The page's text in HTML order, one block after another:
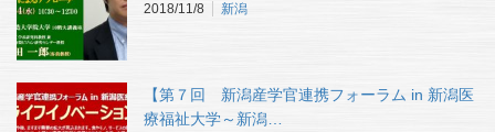
2018/11/8 新潟
【第７回 新潟産学官連携フォーラム in 新潟医
療福祉大学～新潟…